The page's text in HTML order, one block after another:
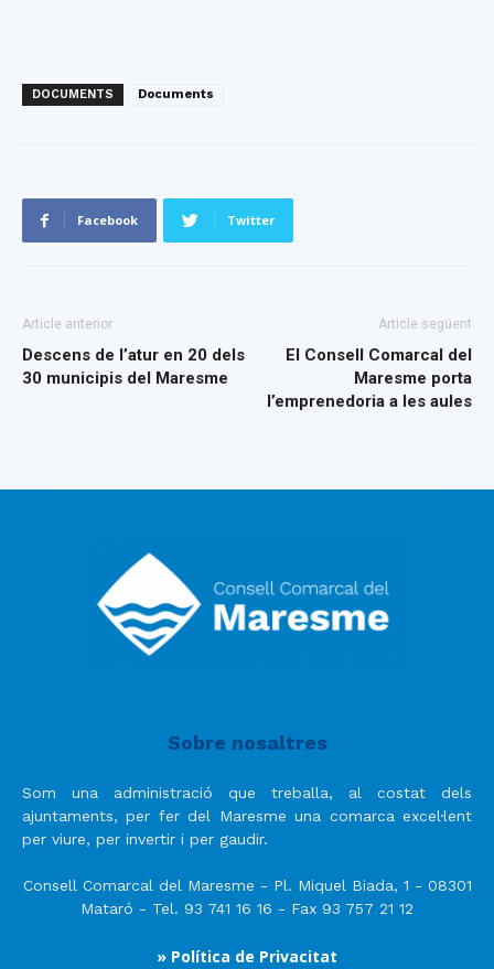
DOCUMENTS Documents
Facebook Twitter
Article anterior
Descens de l’atur en 20 dels
30 municipis del Maresme
Article següent
El Consell Comarcal del
Maresme porta
l’emprenedoria a les aules
Sobre nosaltres
Som una administració que treballa, al costat dels
ajuntaments, per fer del Maresme una comarca excel·lent
per viure, per invertir i per gaudir.
Consell Comarcal del Maresme - Pl. Miquel Biada, 1 - 08301
Mataró - Tel. 93 741 16 16 - Fax 93 757 21 12
» Política de Privacitat